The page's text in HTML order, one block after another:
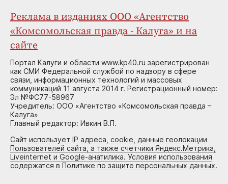
Реклама в изданиях ООО «Агентство
«Комсомольская правда - Калуга» и на
сайте
Портал Калуги и области www.kp40.ru зарегистрирован
как СМИ Федеральной службой по надзору в сфере
связи, информационных технологий и массовых
коммуникаций 11 августа 2014 г. Регистрационный номер:
Эл №ФС77-58967
Учредитель: ООО «Агентство «Комсомольская правда –
Калуга»
Главный редактор: Ивкин В.П.
Сайт использует IP адреса, cookie, данные геолокации
Пользователей сайта, а также счетчики Яндекс.Метрика,
Liveinternet и Google-анатилика. Условия использования
содержатся в Политике по защите персональных данных.